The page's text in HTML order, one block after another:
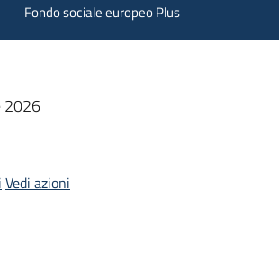
Fondo sociale europeo Plus
2026
Vedi azioni